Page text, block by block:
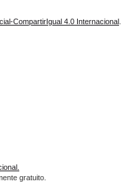
CompartirIgual 4.0 Internacional
gratuito.